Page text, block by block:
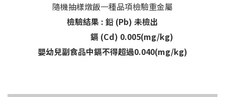
隨機抽樣燉飯一種品項檢驗重金屬
檢驗結果 : 鉛 (Pb) 未檢出
鎘 (Cd) 0.005(mg/kg)
嬰幼兒副食品中鎘不得超過0.040(mg/kg)